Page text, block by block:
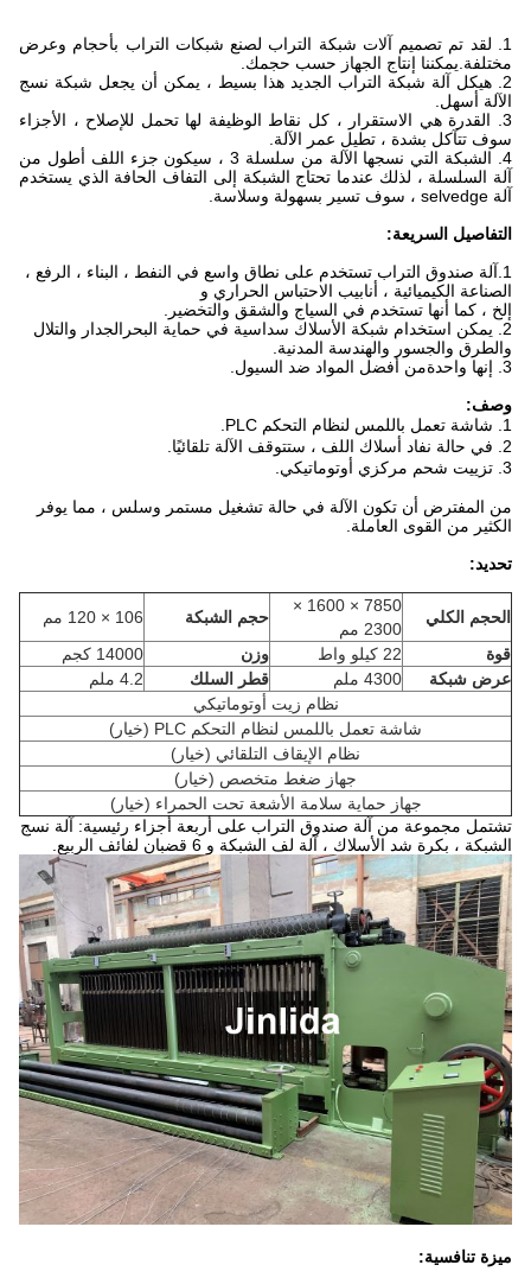
1. لقد تم تصميم آلات شبكة التراب لصنع شبكات التراب بأحجام وعرض
مختلفة.يمكننا إنتاج الجهاز حسب حجمك.
2. هيكل آلة شبكة التراب الجديد هذا بسيط ، يمكن أن يجعل شبكة نسج
الآلة أسهل.
3. القدرة هي الاستقرار ، كل نقاط الوظيفة لها تحمل للإصلاح ، الأجزاء
سوف تتآكل بشدة ، تطيل عمر الآلة.
4. الشبكة التي نسجها الآلة من سلسلة 3 ، سيكون جزء اللف أطول من
آلة السلسلة ، لذلك عندما تحتاج الشبكة إلى التفاف الحافة الذي يستخدم
آلة selvedge ، سوف تسير بسهولة وسلاسة.
التفاصيل السريعة:
1.آلة صندوق التراب تستخدم على نطاق واسع في النفط ، البناء ، الرفع ،
الصناعة الكيميائية ، أنابيب الاحتباس الحراري و
إلخ ، كما أنها تستخدم في السياج والشقق والتخضير.
الجدار والتلال
والطرق والجسور والهندسة المدنية.
من أفضل المواد ضد السيول.
وصف:
من المفترض أن تكون الآلة في حالة تشغيل مستمر وسلس ، مما يوفر
الكثير من القوى العاملة.
تحديد:
الحجم الكلي
7850 × 1600 ×
2300 مم
حجم الشبكة
106 × 120 مم
قوة
22 كيلو واط وزن
14000 كجم
عرض شبكة
4300 ملم قطر السلك
4.2 ملم
نظام زيت أوتوماتيكي
شاشة تعمل باللمس لنظام التحكم PLC (خيار)
نظام الإيقاف التلقائي (خيار)
جهاز ضغط متخصص (خيار)
جهاز حماية سلامة الأشعة تحت الحمراء (خيار)
تشتمل مجموعة من آلة صندوق التراب على أربعة أجزاء رئيسية: آلة نسج
الشبكة ، بكرة شد الأسلاك ، آلة لف الشبكة و 6 قضبان لفائف الربيع.
ميزة تنافسية: